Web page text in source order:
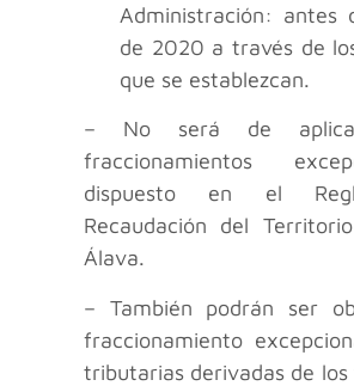
Administración: antes
de 2020 a través de
que se establezcan.
– No será de
fraccionamientos
dispuesto en el
Recaudación del
Álava.
– También podrán ser
fraccionamiento
tributarias derivadas de